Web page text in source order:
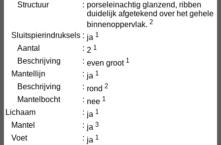
Structuur : porseleinachtig glanzend, ribben
duidelijk afgetekend over het gehele
binnenoppervlak. 2
Sluitspierindruksels : ja 1
Aantal : 2 1
Beschrijving : even groot 1
Mantellijn : ja 1
Beschrijving : rond 2
Mantelbocht : nee 1
Lichaam : ja 1
Mantel : ja 3
Voet : ja 1